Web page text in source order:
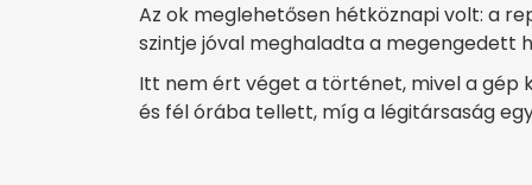
Az ok meglehetősen hétköznapi volt: a
szintje jóval meghaladta a megengedett
Itt nem ért véget a történet, mivel a gép
és fél órába tellett, míg a légitársaság